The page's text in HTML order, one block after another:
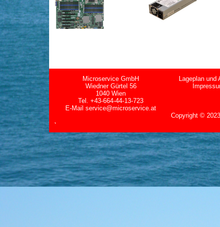
Microservice GmbH
Wiedner Gürtel 56
1040 Wien
Tel. +43-664-44-13-723
E-Mail service@microservice.at
Lageplan
Copyright ©
`